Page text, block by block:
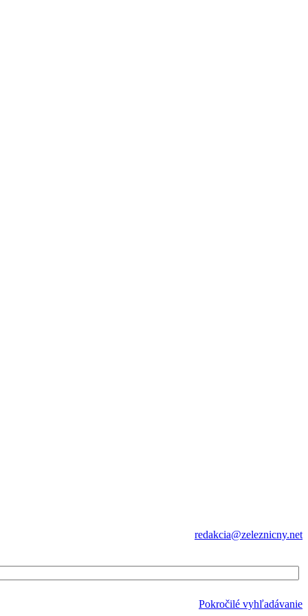
redakcia@zeleznicny.net
Pokročilé vyhľadávanie